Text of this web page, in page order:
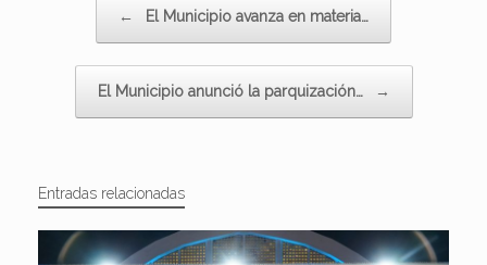
← El Municipio avanza en materia…
El Municipio anunció la parquización… →
Entradas relacionadas